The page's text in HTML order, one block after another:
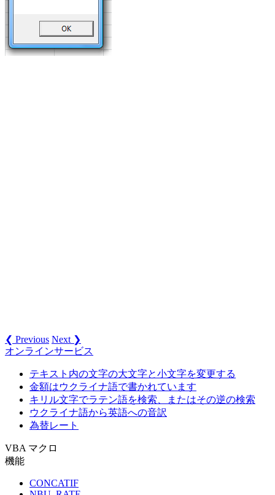
❮ Previous Next ❯
オンラインサービス
テキスト内の文字の大文字と小文字を変更する
金額はウクライナ語で書かれています
キリル文字でラテン語を検索、またはその逆の検索
ウクライナ語から英語への音訳
為替レート
VBA マクロ
機能
CONCATIF